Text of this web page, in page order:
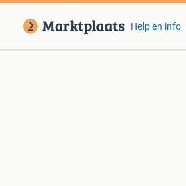
Help en info